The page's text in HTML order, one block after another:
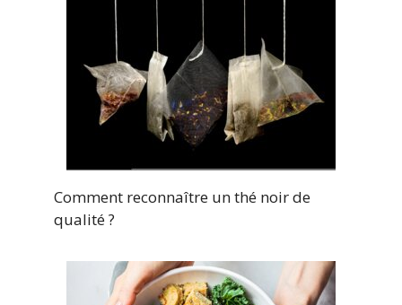
Comment reconnaître un thé noir de
qualité ?